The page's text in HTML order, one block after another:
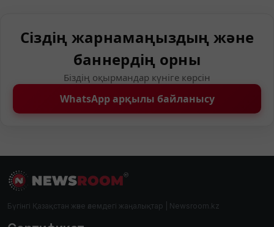
Сіздің жарнамаңыздың және
баннердің орны
Біздің оқырмандар күніге көрсін
WhatsApp арқылы байланысу
Бүгінгі Қазақстан және әлемдегі жаңалықтар | Newsroom.kz